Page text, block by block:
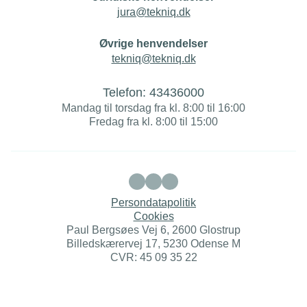
jura@tekniq.dk
Øvrige henvendelser
tekniq@tekniq.dk
Telefon: 43436000
Mandag til torsdag fra kl. 8:00 til 16:00
Fredag fra kl. 8:00 til 15:00
Persondatapolitik
Cookies
Paul Bergsøes Vej 6, 2600 Glostrup
Billedskærervej 17, 5230 Odense M
CVR: 45 09 35 22